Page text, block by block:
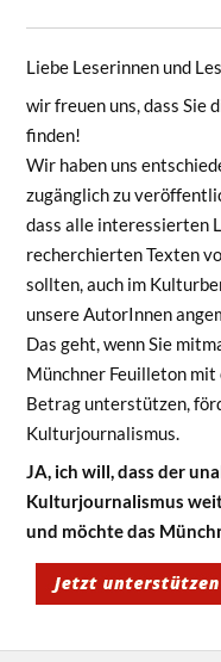
Liebe Leserinnen und
wir freuen uns, dass Sie
finden!
Wir haben uns
zugänglich zu
dass alle interessierten
recherchierten Texten
sollten, auch im
unsere AutorInnen
Das geht, wenn Sie
Münchner Feuilleton
Betrag unterstützen,
Kulturjournalismus.
JA, ich will, dass der
Kulturjournalismus
und möchte das